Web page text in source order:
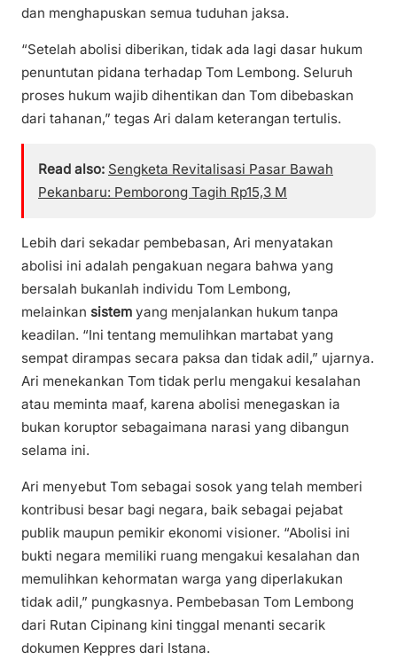
dan menghapuskan semua tuduhan jaksa.
“Setelah abolisi diberikan, tidak ada lagi dasar hukum
penuntutan pidana terhadap Tom Lembong. Seluruh
proses hukum wajib dihentikan dan Tom dibebaskan
dari tahanan,” tegas Ari dalam keterangan tertulis.
Read also: Sengketa Revitalisasi Pasar Bawah
Pekanbaru: Pemborong Tagih Rp15,3 M
Lebih dari sekadar pembebasan, Ari menyatakan
abolisi ini adalah pengakuan negara bahwa yang
bersalah bukanlah individu Tom Lembong,
melainkan sistem yang menjalankan hukum tanpa
keadilan. “Ini tentang memulihkan martabat yang
sempat dirampas secara paksa dan tidak adil,” ujarnya.
Ari menekankan Tom tidak perlu mengakui kesalahan
atau meminta maaf, karena abolisi menegaskan ia
bukan koruptor sebagaimana narasi yang dibangun
selama ini.
Ari menyebut Tom sebagai sosok yang telah memberi
kontribusi besar bagi negara, baik sebagai pejabat
publik maupun pemikir ekonomi visioner. “Abolisi ini
bukti negara memiliki ruang mengakui kesalahan dan
memulihkan kehormatan warga yang diperlakukan
tidak adil,” pungkasnya. Pembebasan Tom Lembong
dari Rutan Cipinang kini tinggal menanti secarik
dokumen Keppres dari Istana.